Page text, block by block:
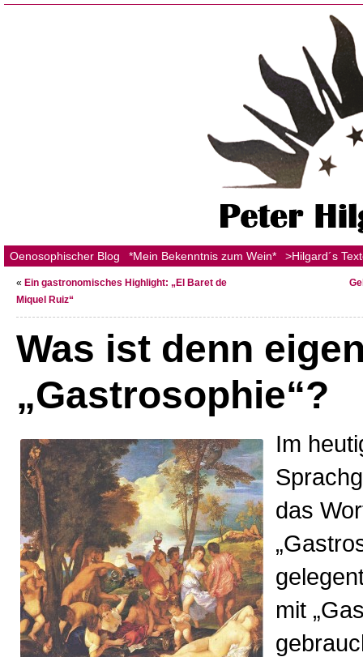
Oenosophischer Blog *Mein Bekenntnis zum Wein* >Hilgard´s
« Ein gastronomisches Highlight: „El Baret de
Miquel Ruiz“
Was ist denn
„Gastrosophie“?
Im
das
mit